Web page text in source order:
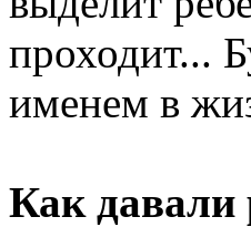
проходит...
именем в
Как давали